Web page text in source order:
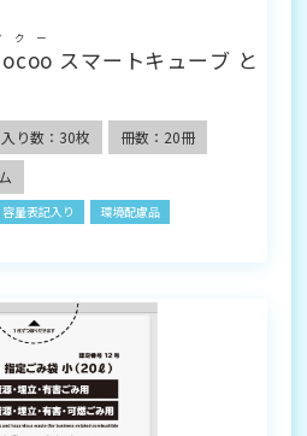
クー
スマートキューブ と
入り数：30枚
冊数：20冊
容量表記入り
環境配慮品